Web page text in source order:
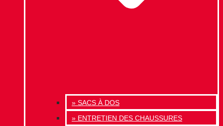
» SACS À DOS
» ENTRETIEN DES CHAUSSURES